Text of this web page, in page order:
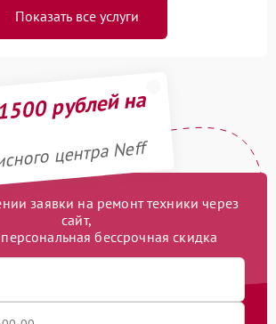
Показать все услуги
рублей на
центра Neff
заявки на ремонт техники через
сайт,
персональная бессрочная скидка